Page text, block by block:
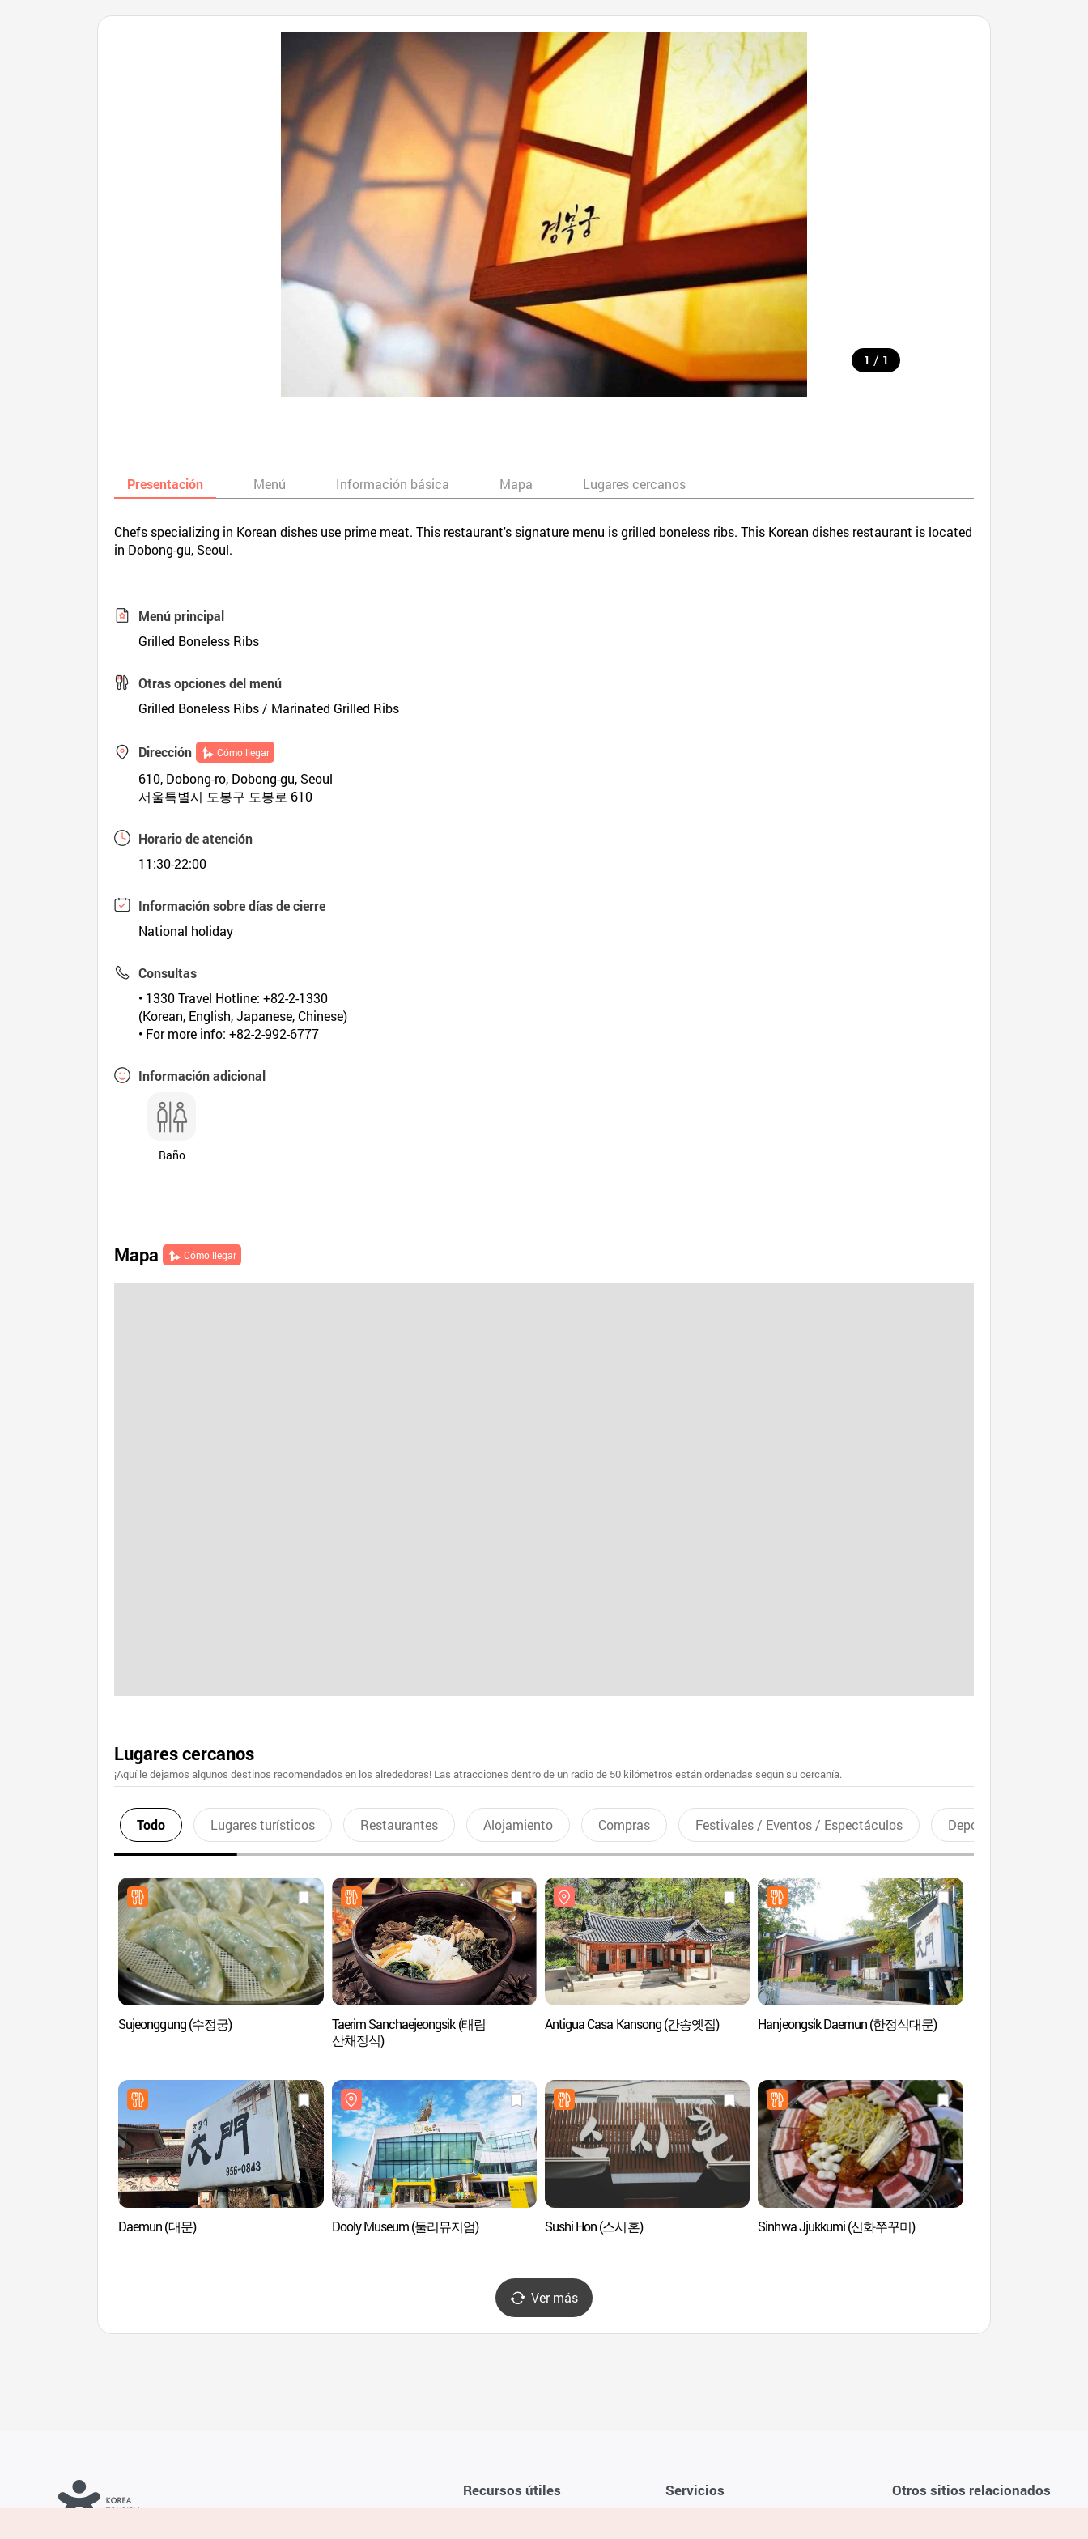
1 / 1
Presentación Menú Información básica Mapa Lugares cercanos
Chefs specializing in Korean dishes use prime meat. This restaurant's signature menu is grilled boneless ribs. This Korean dishes restaurant is located
in Dobong-gu, Seoul.
Menú principal
Grilled Boneless Ribs
Otras opciones del menú
Grilled Boneless Ribs / Marinated Grilled Ribs
Dirección Cómo llegar
610, Dobong-ro, Dobong-gu, Seoul
서울특별시 도봉구 도봉로 610
Horario de atención
11:30-22:00
Información sobre días de cierre
National holiday
Consultas
• 1330 Travel Hotline: +82-2-1330
(Korean, English, Japanese, Chinese)
• For more info: +82-2-992-6777
Información adicional
Baño
Mapa Cómo llegar
Lugares cercanos
¡Aquí le dejamos algunos destinos recomendados en los alrededores! Las atracciones dentro de un radio de 50 kilómetros están ordenadas según su cercanía.
Todo Lugares turísticos Restaurantes Alojamiento Compras Festivales / Eventos / Espectáculos Deportes recreativos
Sujeonggung (수정궁)
Taerim Sanchaejeongsik (태림
산채정식)
Antigua Casa Kansong (간송옛집) Hanjeongsik Daemun (한정식대문)
Daemun (대문) Dooly Museum (둘리뮤지엄) Sushi Hon (스시혼) Sinhwa Jjukkumi (신화쭈꾸미)
Ver más
Recursos útiles Servicios Otros sitios relacionados